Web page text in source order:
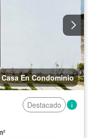
Casa En Condominio
Destacado